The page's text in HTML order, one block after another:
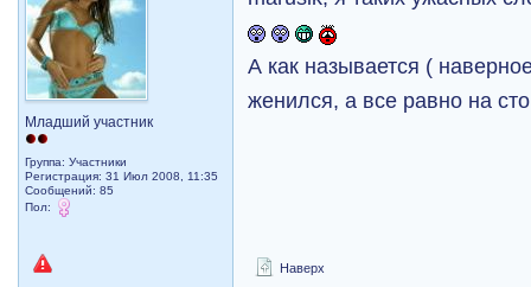
Младший участник
Группа: Участники
Регистрация: 31 Июл 2008, 11:35
Сообщений: 85
Пол:
А как называется (
женился, а все равно на
Наверх